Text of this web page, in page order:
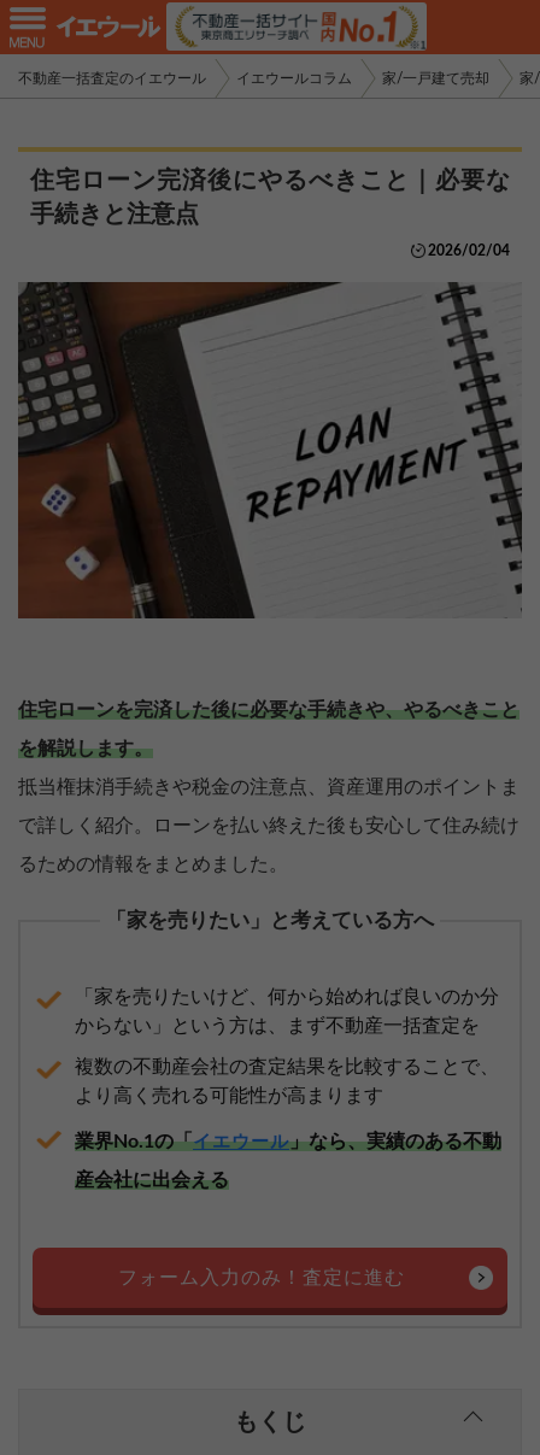
不動産一括査定のイエウール イエウールコラム 家/一戸建て売却 家
住宅ローン完済後にやるべきこと｜必要な
手続きと注意点
2026/02/04
住宅ローンを完済した後に必要な手続きや、やるべきこと
を解説します。
抵当権抹消手続きや税金の注意点、資産運用のポイントま
で詳しく紹介。ローンを払い終えた後も安心して住み続け
るための情報をまとめました。
「家を売りたい」と考えている方へ
「家を売りたいけど、何から始めれば良いのか分
からない」という方は、まず不動産一括査定を
複数の不動産会社の査定結果を比較することで、
より高く売れる可能性が高まります
業界No.1の「イエウール」なら、実績のある不動
産会社に出会える
フォーム入力のみ！査定に進む
もくじ